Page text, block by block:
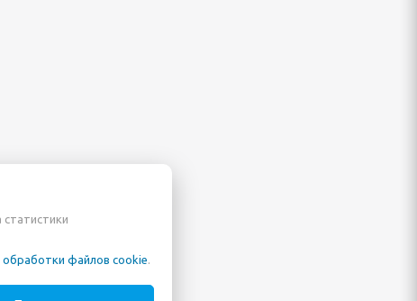
файлов cookie.